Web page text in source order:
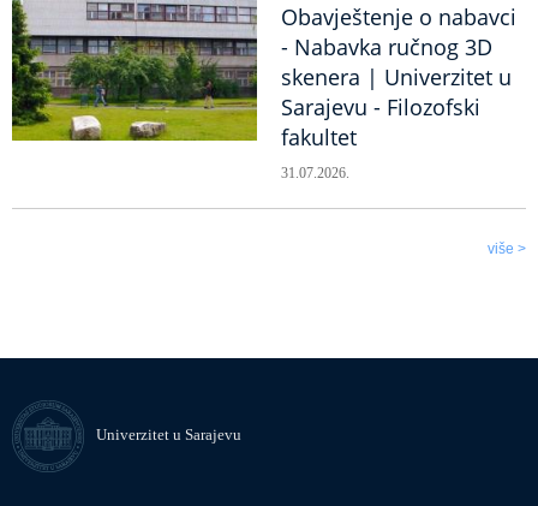
Obavještenje o nabavci
- Nabavka ručnog 3D
skenera | Univerzitet u
Sarajevu - Filozofski
fakultet
31.07.2026.
više >
Univerzitet u Sarajevu